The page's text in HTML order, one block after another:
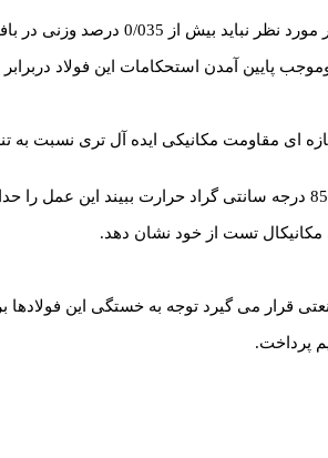
سازه ای مقاومت مکانیکی ایده آل تری نسبت
تست از خود نشان دهد.
قرار می گیرد توجه به خستگی این